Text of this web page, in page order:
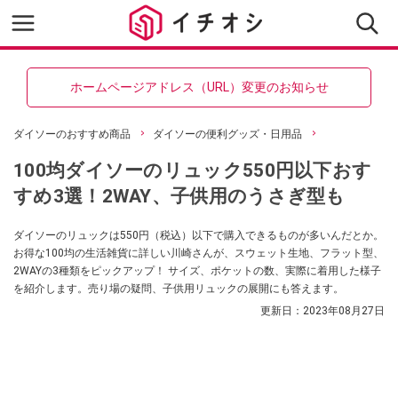
ホームページアドレス（URL）変更のお知らせ
ダイソーのおすすめ商品 ダイソーの便利グッズ・日用品
100均ダイソーのリュック550円以下おす
すめ3選！2WAY、子供用のうさぎ型も
ダイソーのリュックは550円（税込）以下で購入できるものが多いんだとか。
お得な100均の生活雑貨に詳しい川崎さんが、スウェット生地、フラット型、
2WAYの3種類をピックアップ！ サイズ、ポケットの数、実際に着用した様子
を紹介します。売り場の疑問、子供用リュックの展開にも答えます。
更新日： 2023年08月27日